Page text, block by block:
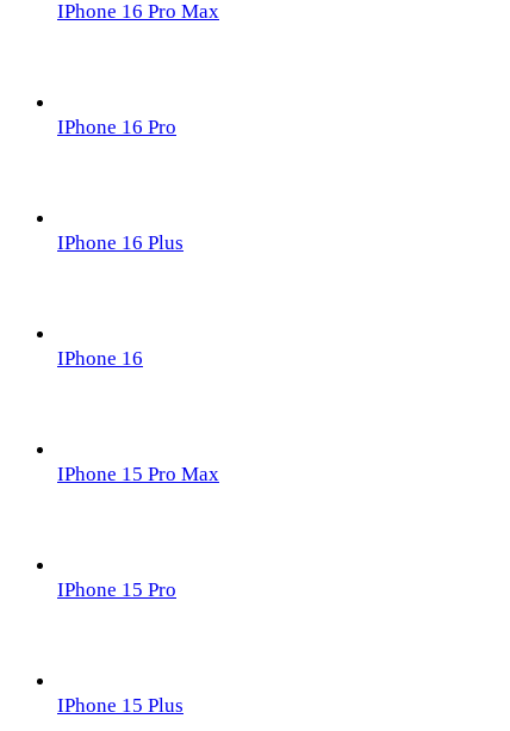
IPhone 16 Pro Max
IPhone 16 Pro
IPhone 16 Plus
IPhone 16
IPhone 15 Pro Max
IPhone 15 Pro
IPhone 15 Plus